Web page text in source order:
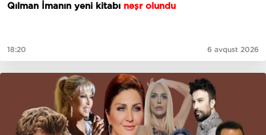
Qılman İmanın yeni kitabı nəşr olundu
18:20 6 avqust 2026